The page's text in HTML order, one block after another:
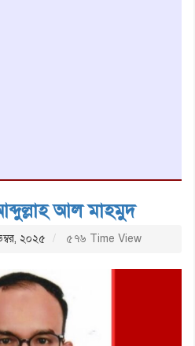
আল মাহমুদ
২০২৫ ৫৭৬ Time View